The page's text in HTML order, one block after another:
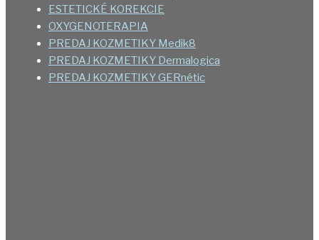
ESTETICKÉ KOREKCIE
OXYGENOTERAPIA
PREDAJ KOZMETIKY Medik8
PREDAJ KOZMETIKY Dermalogica
PREDAJ KOZMETIKY GERnétic